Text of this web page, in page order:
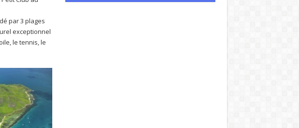
par 3 plages
exceptionnel
le tennis, le